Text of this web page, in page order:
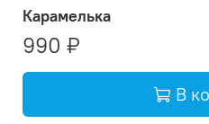
Карамелька
990 ₽
В